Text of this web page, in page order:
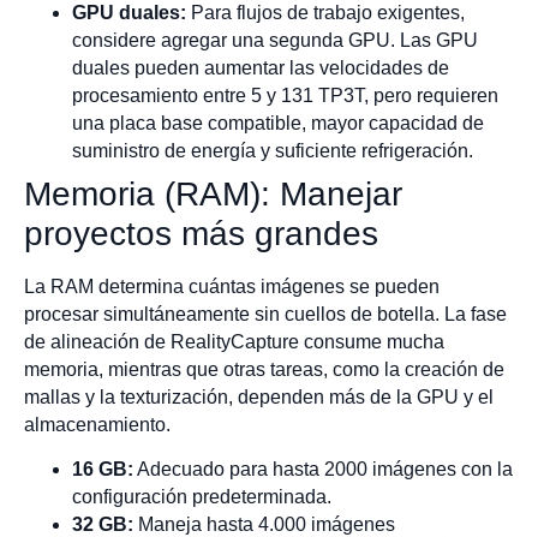
GPU duales: Para flujos de trabajo exigentes,
considere agregar una segunda GPU. Las GPU
duales pueden aumentar las velocidades de
procesamiento entre 5 y 131 TP3T, pero requieren
una placa base compatible, mayor capacidad de
suministro de energía y suficiente refrigeración.
Memoria (RAM): Manejar
proyectos más grandes
La RAM determina cuántas imágenes se pueden
procesar simultáneamente sin cuellos de botella. La fase
de alineación de RealityCapture consume mucha
memoria, mientras que otras tareas, como la creación de
mallas y la texturización, dependen más de la GPU y el
almacenamiento.
16 GB: Adecuado para hasta 2000 imágenes con la
configuración predeterminada.
32 GB: Maneja hasta 4.000 imágenes